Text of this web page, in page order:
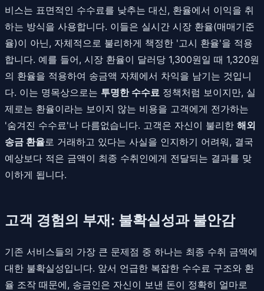
비스는 표면적인 수수료를 낮추는 대신, 환율에서 이익을 취
하는 방식을 사용합니다. 이들은 실시간 시장 환율(매매기준
율)이 아닌, 자체적으로 불리하게 책정한 '고시 환율'을 적용
합니다. 예를 들어, 시장 환율이 달러당 1,300원일 때 1,320원
의 환율을 적용하여 송금액 자체에서 차익을 남기는 것입니
다. 이는 명목상으로는 투명한 수수료 정책처럼 보이지만, 실
제로는 환율이라는 보이지 않는 비용을 고객에게 전가하는
'숨겨진 수수료'나 다름없습니다. 고객은 자신이 불리한 해외
송금 환율로 거래하고 있다는 사실을 인지하기 어려워, 결국
예상보다 적은 금액이 최종 수취인에게 전달되는 결과를 맞
이하게 됩니다.
고객 경험의 부재: 불확실성과 불안감
기존 서비스들의 가장 큰 문제점 중 하나는 최종 수취 금액에
대한 불확실성입니다. 앞서 언급한 복잡한 수수료 구조와 환
율 조작 때문에, 송금인은 자신이 보낸 돈이 정확히 얼마로